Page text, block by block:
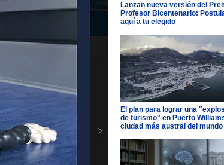
Lanzan nueva versión del
Profesor Bicentenario:
aquí a tu elegido
El plan para lograr una
de turismo" en Puerto
ciudad más austral del mundo